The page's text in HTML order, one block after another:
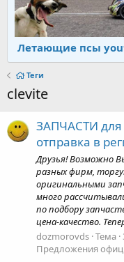
Летающие псы
Теги
clevite
ЗАПЧАСТИ для
отправка в
Друзья! Возможно
разных фирм,
оригинальными
много
по подбору
цена-качество.
dozmorovds Тема
Предложения